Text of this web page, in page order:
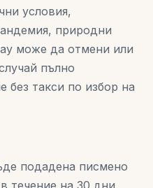
условия,
природни
може да отмени или
пълно
без такси по избор на
подадена писмено
в течение на 30 дни